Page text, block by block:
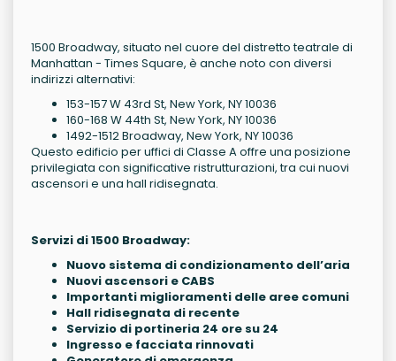
1500 Broadway, situato nel cuore del distretto teatrale di
Manhattan - Times Square, è anche noto con diversi
indirizzi alternativi:
153-157 W 43rd St, New York, NY 10036
160-168 W 44th St, New York, NY 10036
1492-1512 Broadway, New York, NY 10036
Questo edificio per uffici di Classe A offre una posizione
privilegiata con significative ristrutturazioni, tra cui nuovi
ascensori e una hall ridisegnata.
Servizi di 1500 Broadway:
Nuovo sistema di condizionamento dell’aria
Nuovi ascensori e CABS
Importanti miglioramenti delle aree comuni
Hall ridisegnata di recente
Servizio di portineria 24 ore su 24
Ingresso e facciata rinnovati